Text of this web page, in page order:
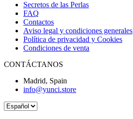
Secretos de las Perlas
FAQ
Contactos
Aviso legal y condiciones generales
Política de privacidad y Cookies
Condiciones de venta
CONTÁCTANOS
Madrid, Spain
info@yunci.store